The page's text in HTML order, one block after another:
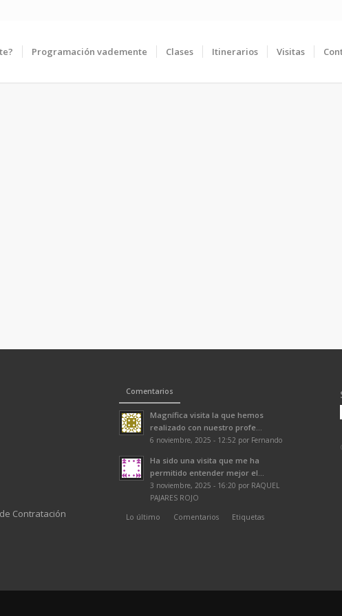
Programación vademente Clases Itinerarios Visitas
Contratación
Comentarios
Magnífica visita la que hemos
realizado con nuestro profe...
6 noviembre, 2025 - 12:52 por Fernando
Ha sido una visita que me ha
permitido entender mejor el...
3 noviembre, 2025 - 16:20 por RAQUEL
PAJARES ROJO
Lo último
Comentarios Etiquetas